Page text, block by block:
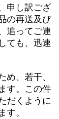
申し訳ござ
の再送及び
追ってご連
ても、迅速
め、若干、
す。この件
だくように
す。